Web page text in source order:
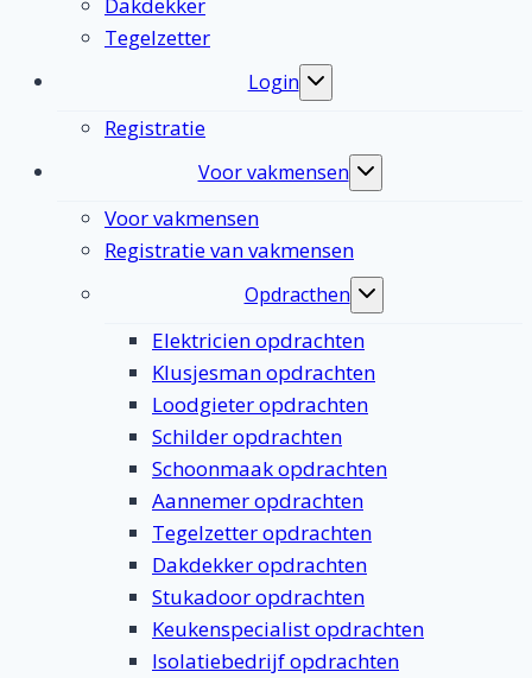
Dakdekker
Tegelzetter
Login
Toggle
submenu
Registratie
Voor vakmensen
Toggle
submenu
Voor vakmensen
Registratie van vakmensen
Opdracthen
Toggle
submenu
Elektricien opdrachten
Klusjesman opdrachten
Loodgieter opdrachten
Schilder opdrachten
Schoonmaak opdrachten
Aannemer opdrachten
Tegelzetter opdrachten
Dakdekker opdrachten
Stukadoor opdrachten
Keukenspecialist opdrachten
Isolatiebedrijf opdrachten